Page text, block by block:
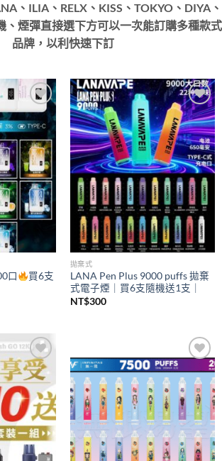
、ILIA、RELX、KISS、TOKYO、DIYA、
、煙彈直接選下方可以一次能訂購多種款式
品牌，以利快速下訂
Add to
wishlist
口
買6支
Add to
wishlist
拋棄式
LANA Pen Plus 9000 puffs 拋棄
式電子煙｜買6支隨機送1支｜
NT$300
Add to
wishlist
Add to
wishlist